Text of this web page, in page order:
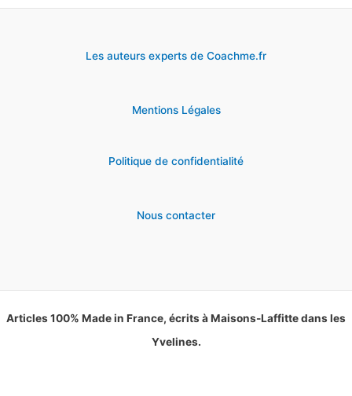
Les auteurs experts de Coachme.fr
Mentions Légales
Politique de confidentialité
Nous contacter
Articles 100% Made in France, écrits à Maisons-Laffitte dans les
Yvelines.